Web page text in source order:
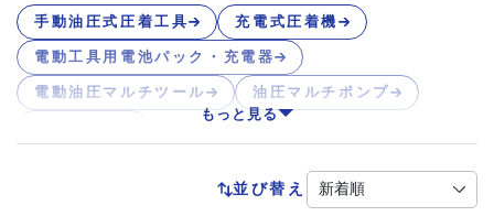
手動油圧式圧着工具 充電式圧着機
電動工具用電池パック・充電器
電動油圧マルチツール 油圧マルチポンプ
もっと見る
並び替え